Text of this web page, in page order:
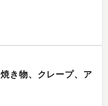
き物、クレープ、ア